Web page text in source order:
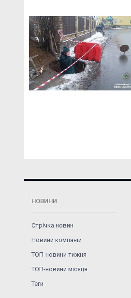
НОВИНИ
Стрічка новин
Новини компаній
ТОП-новини тижня
ТОП-новини місяця
Теги